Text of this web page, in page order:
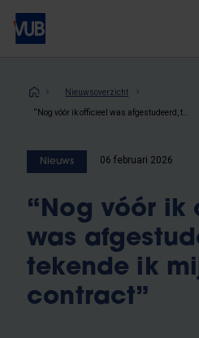
Overslaan
naar
inhoud
Nieuwsoverzicht
Nieuws 06 februari 2026
“Nog vóór ik
was
tekende ik
contract”